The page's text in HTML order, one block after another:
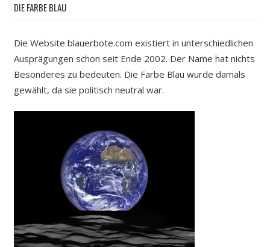
DIE FARBE BLAU
Die Website blauerbote.com existiert in unterschiedlichen
Ausprägungen schon seit Ende 2002. Der Name hat nichts
Besonderes zu bedeuten. Die Farbe Blau wurde damals
gewählt, da sie politisch neutral war.